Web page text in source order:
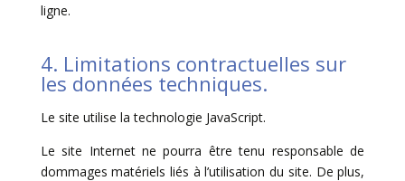
ligne.
4. Limitations contractuelles sur
les données techniques.
Le site utilise la technologie JavaScript.
Le site Internet ne pourra être tenu responsable de
dommages matériels liés à l’utilisation du site. De plus,